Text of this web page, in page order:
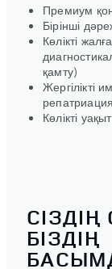
Премиум
Бірінші
Көлікті
қамту)
Жергілікті
Көлікті
БІЗДІҢ